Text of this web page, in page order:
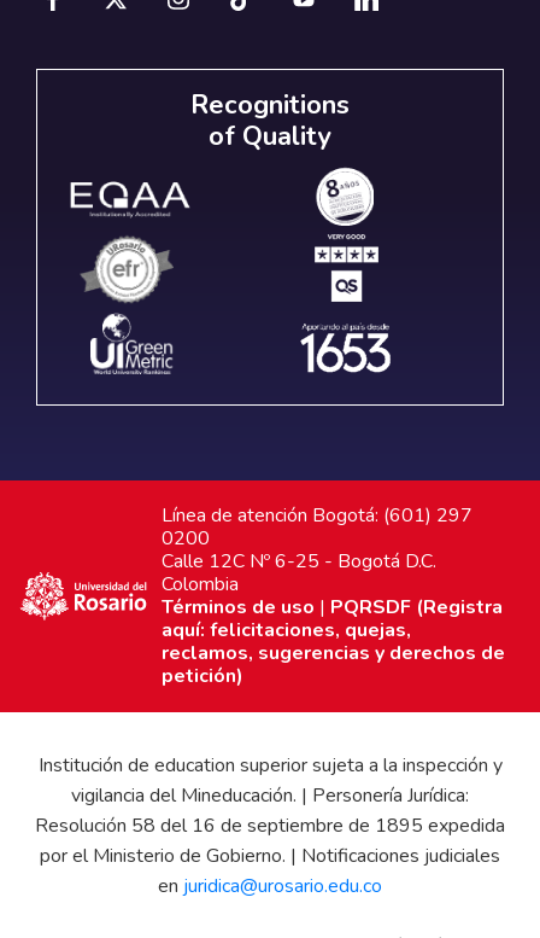
Recognitions
of Quality
Línea de atención Bogotá: (601) 297
0200
Calle 12C Nº 6-25 - Bogotá D.C.
Colombia
Términos de uso | PQRSDF (Registra
aquí: felicitaciones, quejas,
reclamos, sugerencias y derechos de
petición)
Institución de education superior sujeta a la inspección y
vigilancia del Mineducación. | Personería Jurídica:
Resolución 58 del 16 de septiembre de 1895 expedida
por el Ministerio de Gobierno. | Notificaciones judiciales
en juridica@urosario.edu.co